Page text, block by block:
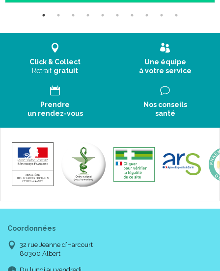
Click & Collect
Retrait gratuit
Une équipe
à votre service
Prendre
un rendez-vous
Nos conseils
santé
Coordonnées
32 rue Jeanne d’Harcourt
80300 Albert